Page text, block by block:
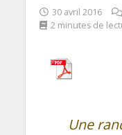
30 avril 2016
2 minutes de
Une